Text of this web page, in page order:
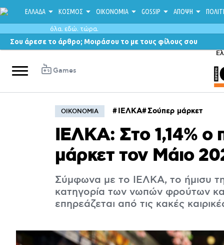
ΕΛΛΑΔΑ ΚΟΣΜΟΣ ΟΙΚΟΝΟΜΙΑ GOSSIP ΑΠΟΨΗ
όλα. εδώ. τώρα.
Σου άρεσε το άρθρο; Μοιράσου το με τους φίλους σου